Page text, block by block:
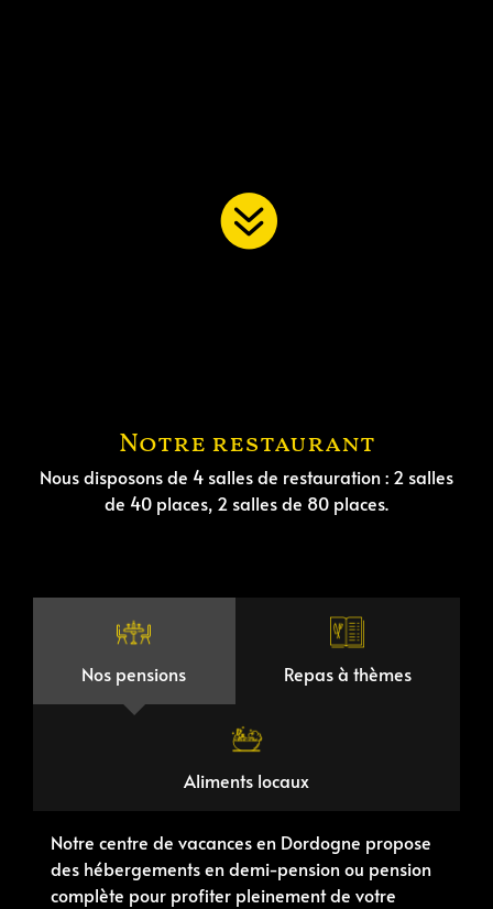
Notre restaurant
Nous disposons de 4 salles de restauration : 2 salles
de 40 places, 2 salles de 80 places.
Nos pensions Repas à thèmes
Aliments locaux
Notre centre de vacances en Dordogne propose
des hébergements en demi-pension ou pension
complète pour profiter pleinement de votre